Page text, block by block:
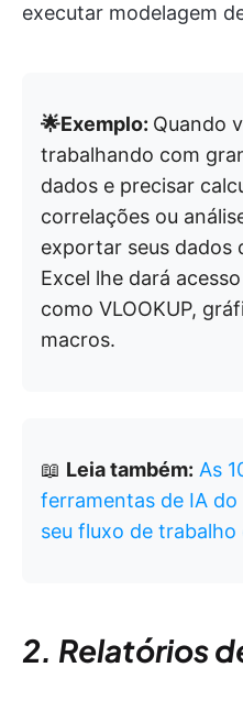
executar modelagem
🌟Exemplo: Quando
trabalhando com
dados e precisar
correlações ou
exportar seus dados
Excel lhe dará
como VLOOKUP,
macros.
📖 Leia também: As
ferramentas de IA
seu fluxo de trabalho
2. Relatórios